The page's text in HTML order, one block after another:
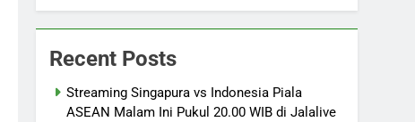
Recent Posts
Streaming Singapura vs Indonesia Piala
ASEAN Malam Ini Pukul 20.00 WIB di Jalalive